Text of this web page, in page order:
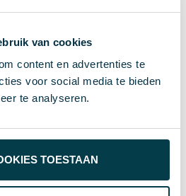
van cookies
content en advertenties te
voor social media te bieden
te analyseren.
TOESTAAN
14.952
34646
Allooi, Aluminium
# Geen maat
8719446052291
19 g
IMPRESSION